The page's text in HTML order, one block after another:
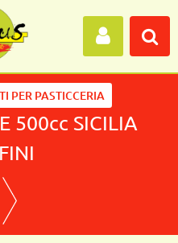
PER PASTICCERIA
500cc SICILIA